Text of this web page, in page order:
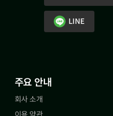
LINE
주요 안내
회사 소개
이용 약관